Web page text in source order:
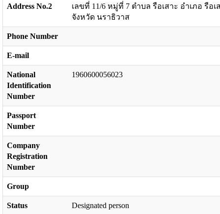
Address No.2
เลขที่ 11/6 หมู่ที่ 7 ตำบล รือเสาะ อำเภอ รือเ
จังหวัด นราธิวาส
Phone Number
E-mail
National
Identification
Number
1960600056023
Passport
Number
Company
Registration
Number
Group
Status Designated person